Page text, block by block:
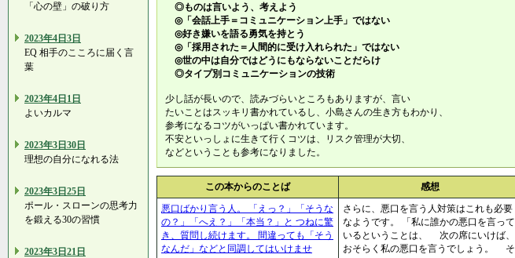
「心の壁」の破り方
2023年4日3日
EQ 相手のこころに届く言
葉
2023年4日1日
よいカルマ
2023年3日30日
理想の自分になれる法
2023年3日25日
ポール・スローンの思考力
を鍛える30の習慣
2023年3日21日
◎ものは言いよう、考えよう
◎「会話上手＝コミュニケーション上手」ではない
◎好き嫌いを語る勇気を持とう
◎「採用された＝人間的に受け入れられた」ではない
◎世の中は自分ではどうにもならないことだらけ
◎タイプ別コミュニケーションの技術
少し話が長いので、読みづらいところもありますが、言い
たいことはスッキリ書かれているし、小島さんの生き方もわかり、
参考になるコツがいっぱい書かれています。
不安といっしょに生きて行くコツは、リスク管理が大切、
などということも参考になりました。
この本からのことば 感想
悪口ばかり言う人。 「えっ？」「そうな
の？」「へえ？」「本当？」と つねに驚
き、質問し続けます。 間違っても「そう
なんだ」などと同調してはいけませ
さらに、悪口を言う人対策はこれも必要
なようです。 「私に誰かの悪口を言って
いるということは、 次の席にいけば、
おそらく私の悪口を言うでしょう。 そ